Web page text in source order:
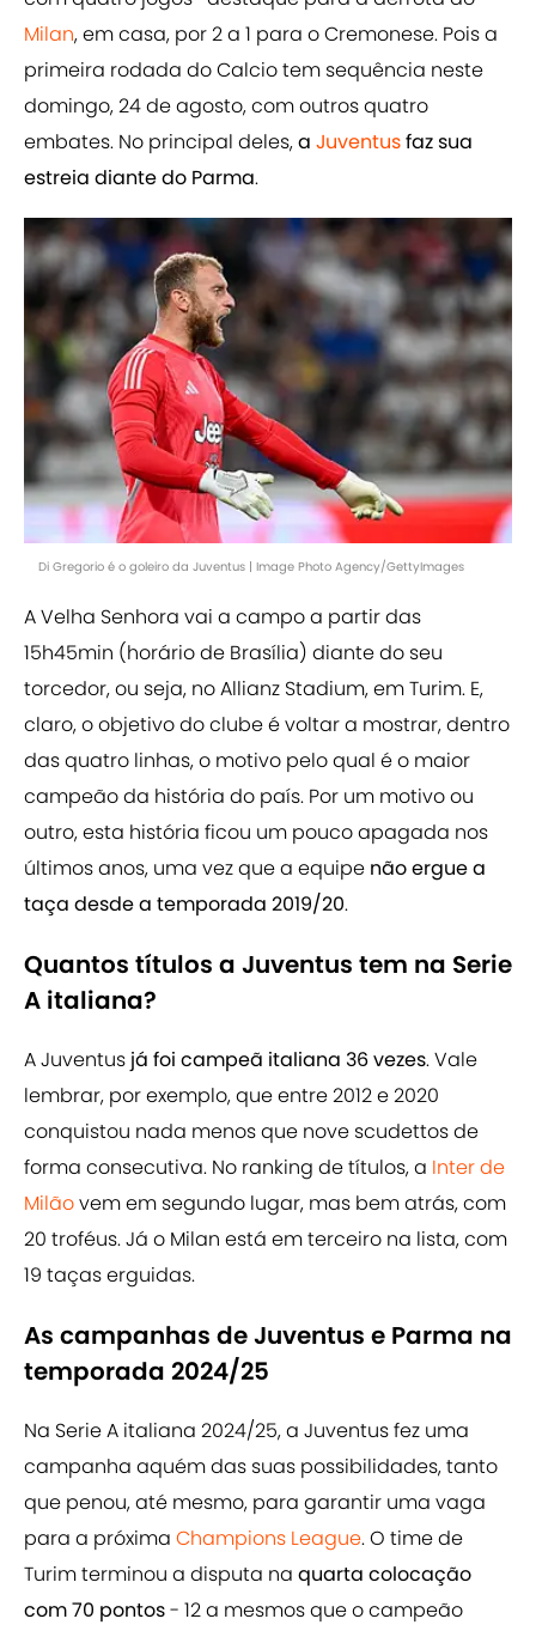
Milan, em casa, por 2 a 1 para o Cremonese. Pois a
primeira rodada do Calcio tem sequência neste
domingo, 24 de agosto, com outros quatro
embates. No principal deles,a Juventusfaz sua
estreia diante do Parma.
Di Gregorio é o goleiro da Juventus | Image Photo Agency/GettyImages
A Velha Senhora vai a campo a partir das
15h45min (horário de Brasília) diante do seu
torcedor, ou seja, no Allianz Stadium, em Turim. E,
claro, o objetivo do clube é voltar a mostrar, dentro
das quatro linhas, o motivo pelo qual é o maior
campeão da história do país. Por um motivo ou
outro, esta história ficou um pouco apagada nos
últimos anos, uma vez que a equipe não ergue a
taça desde a temporada 2019/20.
Quantos títulos a Juventus tem na Serie
A italiana?
A Juventus já foi campeã italiana 36 vezes. Vale
lembrar, por exemplo, que entre 2012 e 2020
conquistou nada menos que nove scudettos de
forma consecutiva. No ranking de títulos, a Inter de
Milãovem em segundo lugar, mas bem atrás, com
20 troféus. Já o Milan está em terceiro na lista, com
19 taças erguidas.
As campanhas de Juventus e Parma na
temporada 2024/25
Na Serie A italiana 2024/25, a Juventus fez uma
campanha aquém das suas possibilidades, tanto
que penou, até mesmo, para garantir uma vaga
para a próxima Champions League. O time de
Turim terminou a disputa na quarta colocação
com 70 pontos- 12 a mesmos que o campeão